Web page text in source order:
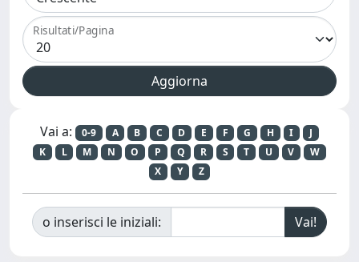
Risultati/Pagina
Vai a: 0-9 A B C D E F G H I
J
K
L M N O P Q R S T U V
W
X
Y Z
o inserisci le iniziali: